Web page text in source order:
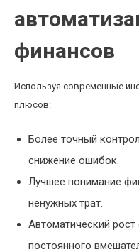
финансов
Используя современные
плюсов:
Более точный
снижение ошибок.
Лучшее понимание
ненужных трат.
Автоматический
постоянного